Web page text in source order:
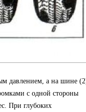
давлением, а на шине
с одной стороны
При глубоких